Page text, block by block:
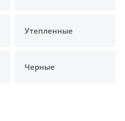
Утепленные
Черные